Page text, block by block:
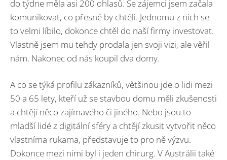
do týdne měla asi 200 ohlasů. Se zájemci jsem začala
komunikovat, co přesně by chtěli. Jednomu z nich se
to velmi líbilo, dokonce chtěl do naší firmy investovat.
Vlastně jsem mu tehdy prodala jen svoji vizi, ale věřil
nám. Nakonec od nás koupil dva domy.
A co se týká profilu zákazníků, většinou jde o lidi mezi
50 a 65 lety, kteří už se stavbou domu měli zkušenosti
a chtějí něco zajímavého či jiného. Nebo jsou to
mladší lidé z digitální sféry a chtějí zkusit vytvořit něco
vlastníma rukama, představuje to pro ně výzvu.
Dokonce mezi nimi byl i jeden chirurg. V Austrálii také